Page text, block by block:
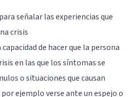
señalar las experiencias que
crisis
de hacer que la persona
en las que los síntomas se
o situaciones que causan
ejemplo verse ante un espejo o